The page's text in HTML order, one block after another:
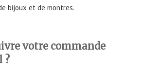
bijoux et de montres.
votre commande
?